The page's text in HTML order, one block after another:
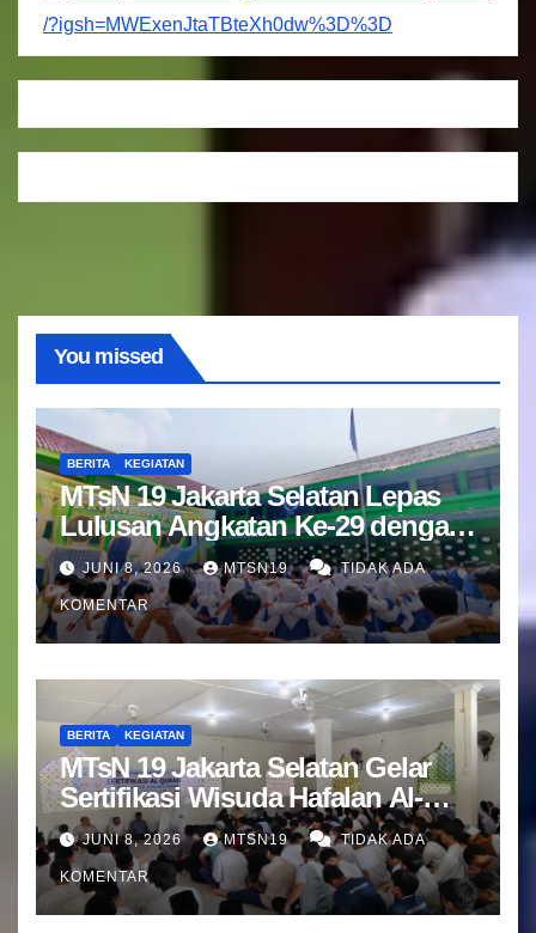
/?igsh=MWExenJtaTBteXh0dw%3D%3D
You missed
BERITA KEGIATAN
MTsN 19 Jakarta Selatan Lepas
Lulusan Angkatan Ke-29 dengan
Doa dan Harapan Terbaik
JUNI 8, 2026 MTSN19 TIDAK ADA
KOMENTAR
BERITA KEGIATAN
MTsN 19 Jakarta Selatan Gelar
Sertifikasi Wisuda Hafalan Al-
Qur’an
JUNI 8, 2026 MTSN19 TIDAK ADA
KOMENTAR